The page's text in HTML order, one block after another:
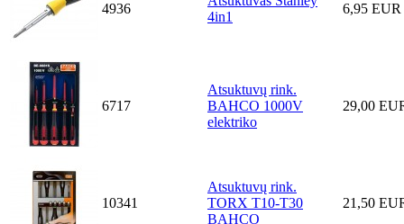
4936
4in1
6,95 EUR
6717
Atsuktuvų rink.
BAHCO 1000V
elektriko
29,00
10341
Atsuktuvų rink.
TORX T10-T30
BAHCO
21,50